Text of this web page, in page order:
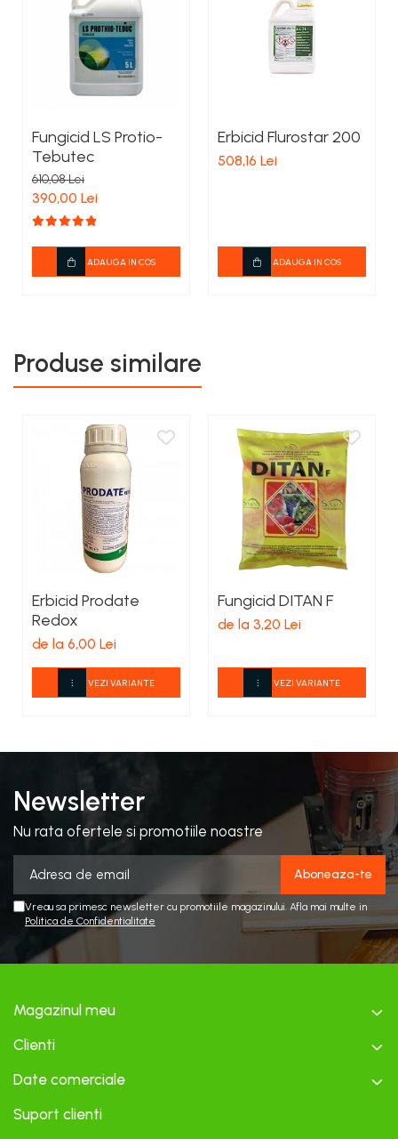
Fungicid LS Protio-
Tebutec
610,08 Lei
390,00 Lei
ADAUGA IN COS
Erbicid Flurostar 200
508,16 Lei
ADAUGA IN COS
Produse similare
Erbicid Prodate
Redox
de la 6,00 Lei
VEZI VARIANTE
Fungicid DITAN F
de la 3,20 Lei
VEZI VARIANTE
Newsletter
Nu rata ofertele si promotiile noastre
Vreau sa primesc newsletter cu promotiile magazinului. Afla mai multe in
Politica de Confidentialitate
Magazinul meu
Clienti
Date comerciale
Suport clienti